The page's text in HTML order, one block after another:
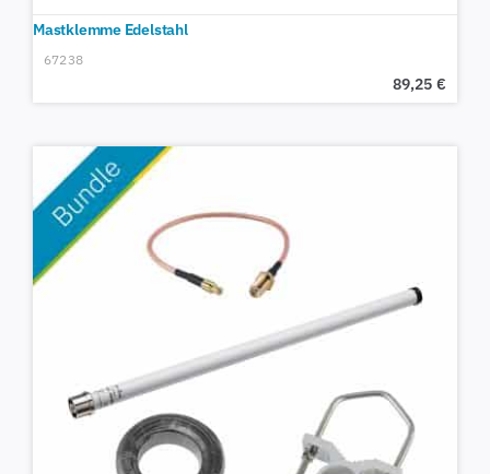
Mastklemme Edelstahl
67238
89,25 €